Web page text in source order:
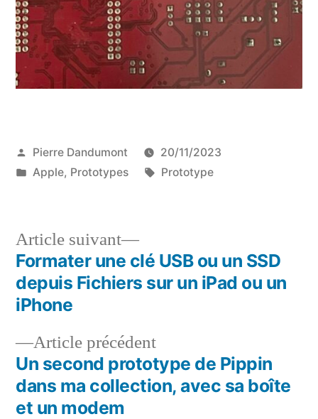
Publié
par
Pierre Dandumont
20/11/2023
Publié
Apple, Prototypes Étiquettes :
Prototype
Navigation
de
l’article
Article précédentArticle
précédent :
Un second prototype de Pippin
dans ma collection, avec sa boîte
et un modem
Article suivant
Article
suivant :
Formater une clé USB ou un SSD
depuis Fichiers sur un iPad ou un
iPhone